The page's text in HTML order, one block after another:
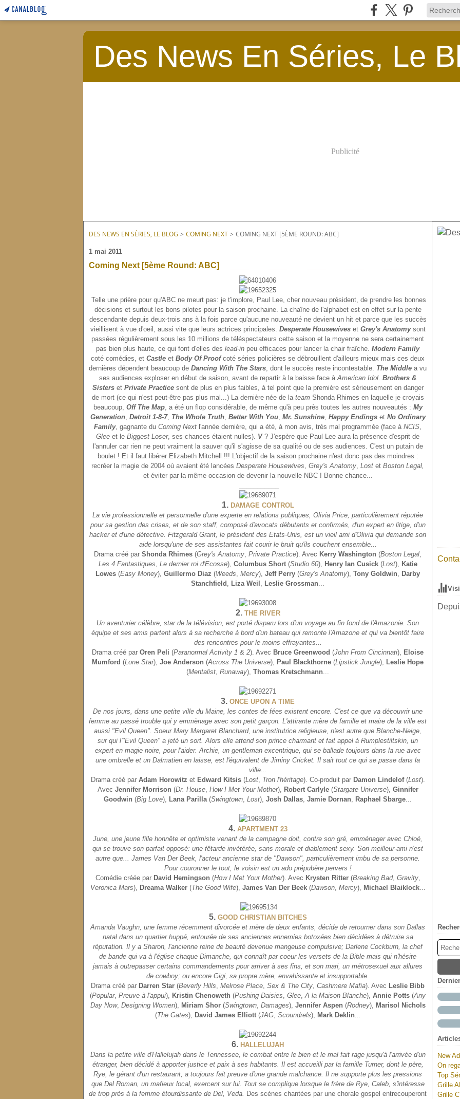
Des News En Séries, Le
Publicité
DES NEWS EN SÉRIES, LE BLOG > COMING NEXT > COMING NEXT [5ÈME ROUND: ABC]
1 mai 2011
Coming Next [5ème Round: ABC]
Telle une prière pour qu'ABC ne meurt pas: je t'implore, Paul Lee, cher nouveau président, de prendre les bonnes
décisions et surtout les bons pilotes pour la saison prochaine. La chaîne de l'alphabet est en effet sur la pente
descendante depuis deux-trois ans à la fois parce qu'aucune nouveauté ne devient un hit et parce que les succès
vieillisent à vue d'oeil, aussi vite que leurs actrices principales. Desperate Housewives et Grey's Anatomysont
passées régulièrement sous les 10 millions de téléspectateurs cette saison et la moyenne ne sera certainement
pas bien plus haute, ce qui font d'elles des lead-in peu efficaces pour lancer la chair fraîche. Modern Family
coté comédies, et Castle et Body Of Proofcoté séries policières se débrouillent d'ailleurs mieux mais ces deux
dernières dépendent beaucoup de Dancing With The Stars, dont le succès reste incontestable. The Middle a vu
ses audiences exploser en début de saison, avant de repartir à la baisse face àAmerican Idol. Brothers &
Sisterset Private Practicesont de plus en plus faibles, à tel point que la première est sérieusement en danger
de mort (ce qui n'est peut-être pas plus mal...) La dernière née de la teamShonda Rhimes en laquelle je croyais
beaucoup, Off The Map, a été un flop considérable, de même qu'à peu près toutes les autres nouveautés : My
Generation, Detroit 1-8-7, The Whole Truth, Better With You, Mr. Sunshine, Happy EndingsetNo Ordinary
Family, gagnante du Coming Next l'année dernière, qui a été, à mon avis, très mal programmée (face à NCIS,
Glee et le Biggest Loser, ses chances étaient nulles). V? J'espère que Paul Lee aura la présence d'esprit de
l'annuler car rien ne peut vraiment la sauver qu'il s'agisse de sa qualité ou de ses audiences. C'est un putain de
boulet ! Et il faut libérer Elizabeth Mitchell !!! L'objectif de la saison prochaine n'est donc pas des moindres :
recréer la magie de 2004 où avaient été lancées Desperate Housewives, Grey's Anatomy, Lost et Boston Legal,
et éviter par la même occasion de devenir la nouvelle NBC ! Bonne chance...
1. DAMAGE CONTROL
La vie professionnelle et personnelle d'une experte en relations publiques, Olivia Price, particulièrement réputée
pour sa gestion des crises, et de son staff, composé d'avocats débutants et confirmés, d'un expert en litige, d'un
hacker et d'une détective. Fitzgerald Grant, le président des Etats-Unis, est un vieil ami d'Olivia qui demande son
aide lorsqu'une de ses assistantes fait courir le bruit qu'ils couchent ensemble...
Drama créé par Shonda Rhimes (Grey's Anatomy, Private Practice). Avec Kerry Washington (Boston Legal,
Les 4 Fantastiques, Le dernier roi d'Ecosse), Columbus Short(Studio 60), Henry Ian Cusick(Lost), Katie
Lowes (Easy Money), Guillermo Diaz (Weeds, Mercy), Jeff Perry (Grey's Anatomy), Tony Goldwin, Darby
Stanchfield , Liza Weil , Leslie Grossman...
2. THE RIVER
Un aventurier célèbre, star de la télévision, est porté disparu lors d'un voyage au fin fond de l'Amazonie. Son
équipe et ses amis partent alors à sa recherche à bord d'un bateau qui remonte l'Amazone et qui va bientôt faire
des rencontres pour le moins effrayantes...
Drama créé par Oren Peli (Paranormal Activity 1 & 2). Avec Bruce Greenwood (John From Cincinnati), Eloise
Mumford (Lone Star), Joe Anderson (Across The Universe), Paul Blackthorne (Lipstick Jungle), Leslie Hope
(Mentalist, Runaway), Thomas Kretschmann...
3. ONCE UPON A TIME
De nos jours, dans une petite ville du Maine, les contes de fées existent encore. C'est ce que va découvrir une
femme au passé trouble qui y emmènage avec son petit garçon. L'attirante mère de famille et maire de la ville est
aussi "Evil Queen". Soeur Mary Margaret Blanchard, une institutrice religieuse, n'est autre que Blanche-Neige,
sur qui l'"Evil Queen" a jeté un sort. Alors elle attend son prince charmant et fait appel à Rumplestiltskin, un
expert en magie noire, pour l'aider. Archie, un gentleman excentrique, qui se ballade toujours dans la rue avec
une ombrelle et un Dalmatien en laisse, est l'équivalent de Jiminy Cricket. Il sait tout ce qui se passe dans la
ville...
Drama créé par Adam Horowitz et Edward Kitsis(Lost, Tron l'héritage). Co-produit parDamon Lindelof(Lost).
Avec Jennifer Morrison (Dr. House, How I Met Your Mother), Robert Carlyle(Stargate Universe), Ginnifer
Goodwin (Big Love), Lana Parilla(Swingtown, Lost), Josh Dallas, Jamie Dornan, Raphael Sbarge...
4. APARTMENT 23
June, une jeune fille honnête et optimiste venant de la campagne doit, contre son gré, emménager avec Chloé,
qui se trouve son parfait opposé: une fêtarde invétérée, sans morale et diablement sexy. Son meilleur-ami n'est
autre que... James Van Der Beek, l'acteur ancienne star de "Dawson", particulièrement imbu de sa personne.
Pour couronner le tout, le voisin est un ado prépubère pervers !
Comédie créée par David Hemingson (How I Met Your Mother). Avec Krysten Ritter(Breaking Bad, Gravity,
Veronica Mars), Dreama Walker (The Good Wife), James Van Der Beek(Dawson, Mercy), Michael Blaiklock...
5. GOOD CHRISTIAN BITCHES
Amanda Vaughn, une femme récemment divorcée et mère de deux enfants, décide de retourner dans son Dallas
natal dans un quartier huppé, entourée de ses anciennes ennemies botoxées bien décidées à détruire sa
réputation. Il y a Sharon, l'ancienne reine de beauté devenue mangeuse compulsive; Darlene Cockburn, la chef
de bande qui va à l'église chaque Dimanche, qui connaît par coeur les versets de la Bible mais qui n'hésite
jamais à outrepasser certains commandements pour arriver à ses fins, et son mari, un métrosexuel aux allures
de cowboy; ou encore Gigi, sa propre mère, envahissante et insupportable.
Drama créé par Darren Star (Beverly Hills, Melrose Place, Sex & The City, Cashmere Mafia). Avec Leslie Bibb
(Popular, Preuve à l'appui), Kristin Chenoweth (Pushing Daisies, Glee, A la Maison Blanche), Annie Potts (Any
Day Now, Designing Women), Miriam Shor(Swingtown, Damages), Jennifer Aspen (Rodney), Marisol Nichols
(The Gates), David James Elliott (JAG, Scoundrels), Mark Deklin...
6. HALLELUJAH
Dans la petite ville d'Hallelujah dans le Tennessee, le combat entre le bien et le mal fait rage jusqu'à l'arrivée d'un
étranger, bien décidé à apporter justice et paix à ses habitants. Il est accueilli par la famille Turner, dont le père,
Rye, le gérant d'un restaurant, a toujours fait preuve d'une grande malchance. Il ne supporte plus les pressions
que Del Roman, un mafieux local, exercent sur lui. Tout se complique lorsque le frère de Rye, Caleb, s'intéresse
de trop près à la femme étourdissante de Del, Veda. Des scènes chantées par une chorale gospel entrecouperont
New
On
Top
Grille
Grille